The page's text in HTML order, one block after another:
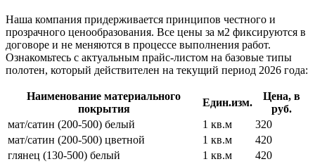
Наша компания придерживается принципов честного и
прозрачного ценообразования. Все цены за м2 фиксируются в
договоре и не меняются в процессе выполнения работ.
Ознакомьтесь с актуальным прайс-листом на базовые типы
полотен, который действителен на текущий период 2026 года:
Наименование материального
покрытия
Един.изм.
Цена, в
руб.
мат/сатин (200-500) белый
1 кв.м
320
мат/сатин (200-500) цветной
1 кв.м
420
глянец (130-500) белый
1 кв.м
420